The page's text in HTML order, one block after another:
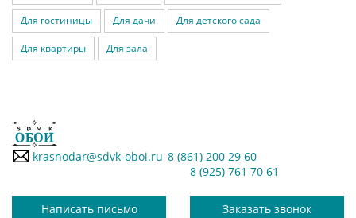
Для гостиницы Для дачи Для детского сада
Для квартиры Для зала
krasnodar@sdvk-oboi.ru 8 (861) 200 29 60
8 (925) 761 70 61
Написать письмо Заказать звонок